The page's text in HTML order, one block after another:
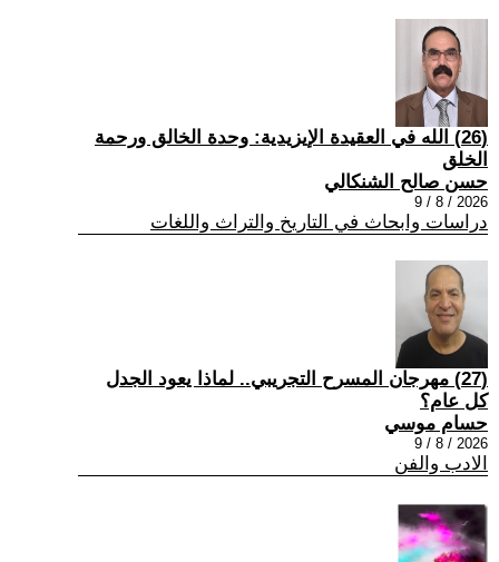
(26) الله في العقيدة الإيزيدية: وحدة الخالق ورحمة
الخلق
حسن صالح الشنكالي
2026 / 8 / 9
دراسات وابحاث في التاريخ والتراث واللغات
(27) مهرجان المسرح التجريبي.. لماذا يعود الجدل
كل عام؟
حسام موسي
2026 / 8 / 9
الادب والفن